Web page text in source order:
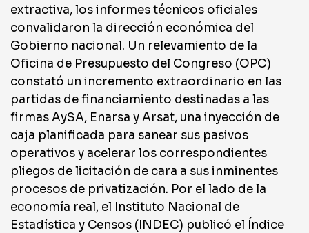
extractiva, los informes técnicos oficiales
convalidaron la dirección económica del
Gobierno nacional. Un relevamiento de la
Oficina de Presupuesto del Congreso (OPC)
constató un incremento extraordinario en las
partidas de financiamiento destinadas a las
firmas AySA, Enarsa y Arsat, una inyección de
caja planificada para sanear sus pasivos
operativos y acelerar los correspondientes
pliegos de licitación de cara a sus inminentes
procesos de privatización. Por el lado de la
economía real, el Instituto Nacional de
Estadística y Censos (INDEC) publicó el Índice